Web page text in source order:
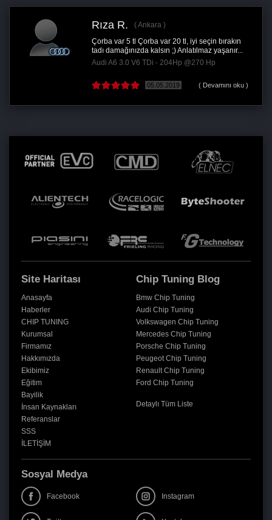
Rıza R.
Ankara
Çorba var 5 tl Çorba var 20 tl, iyi seçin bırakın
tadı damağınızda kalsın ;) Anlatılmaz yaşanır...
Audi A6 3.0 V6 TDi - 204Hp @270 Hp
05.05.2019 ( Devamını oku )
Site Haritası
Anasayfa
Haberler
CHIP TUNING
Kurumsal
Firmamız
Hakkımızda
Ekibimiz
Eğitim
Bayilik
İnsan Kaynakları
Referanslar
SSS
İLETİŞİM
Chip Tuning Blog
Bmw Chip Tuning
Audi Chip Tuning
Volkswagen Chip Tuning
Mercedes Chip Tuning
Porsche Chip Tuning
Peugeot Chip Tuning
Renault Chip Tuning
Ford Chip Tuning
Detaylı Tüm Liste
Sosyal Medya
Facebook Instagram